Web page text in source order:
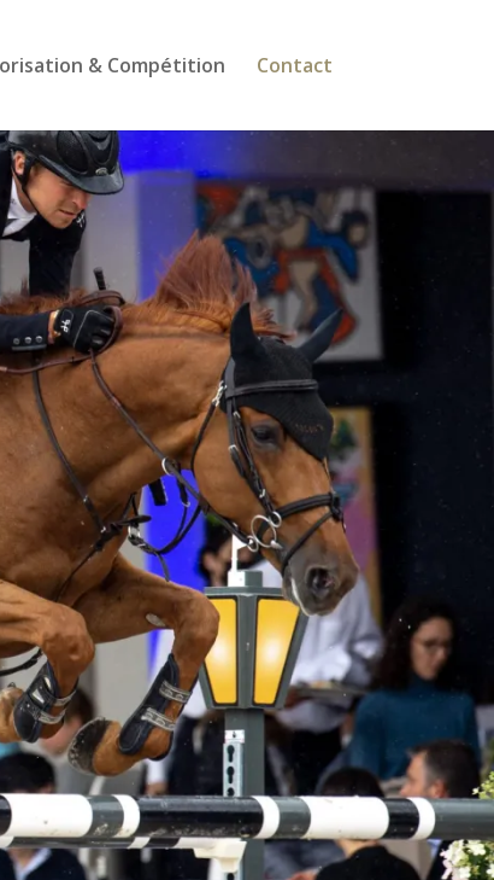
& Compétition Contact